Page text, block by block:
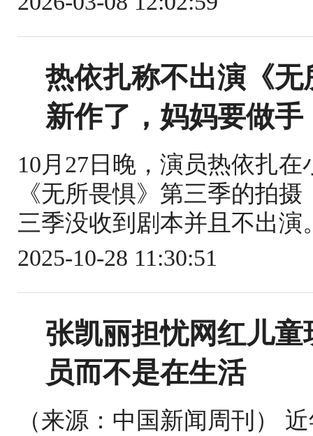
热依扎称不出演《
新作了，妈妈要做手
10月27日晚，演员热依扎
《无所畏惧》第三季的拍
三季没收到剧本并且不出
2025-10-28 11:30:51
张凯丽担忧网红儿
员而不是在生活
（来源：中国新闻周刊）